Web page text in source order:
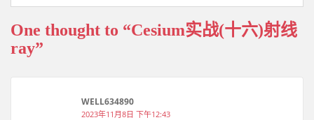
One thought to “Cesium实战(十六)射线
ray”
WELL634890
2023年11月8日 下午12:43